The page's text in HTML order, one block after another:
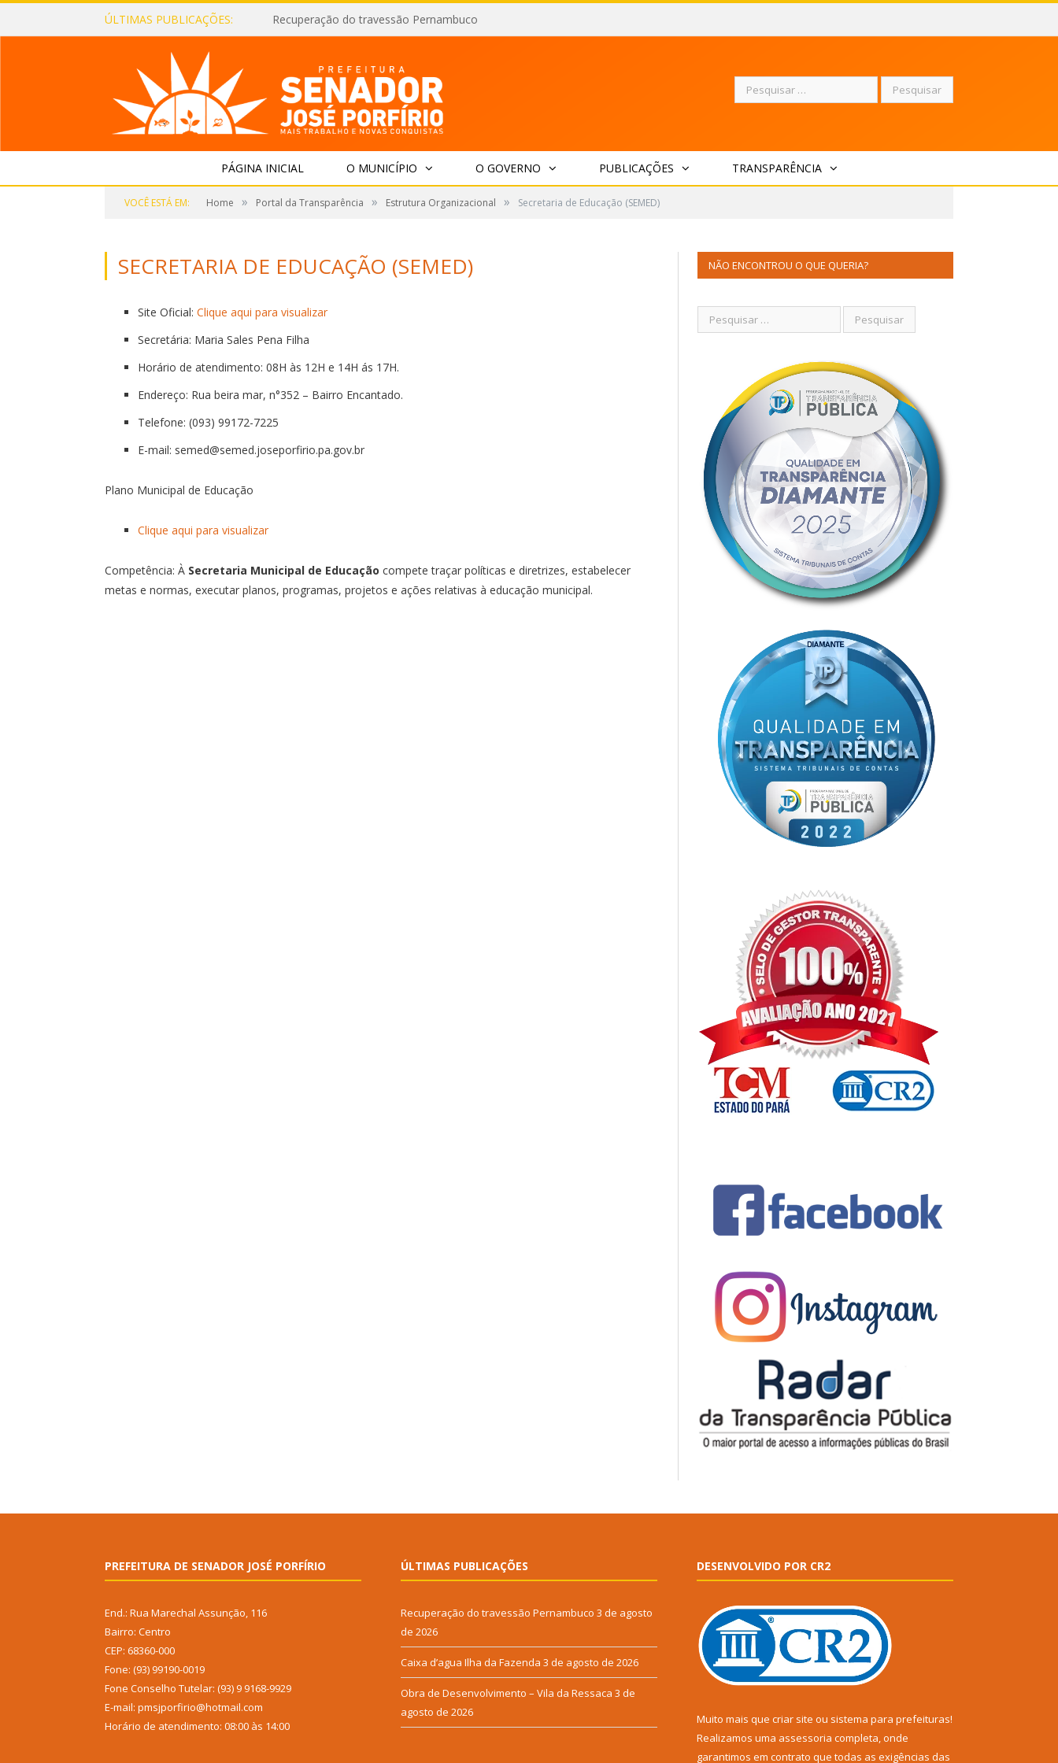
ÚLTIMAS PUBLICAÇÕES: Recuperação do travessão Pernambuco
Pesquisar
PÁGINA INICIAL O MUNICÍPIO O GOVERNO PUBLICAÇÕES TRANSPARÊNCIA
VOCÊ ESTÁ EM: Home » Portal da Transparência » Estrutura Organizacional » Secretaria de Educação (SEMED)
SECRETARIA DE EDUCAÇÃO (SEMED)
Site Oficial: Clique aqui para visualizar
Secretária: Maria Sales Pena Filha
Horário de atendimento: 08H às 12H e 14H ás 17H.
Endereço: Rua beira mar, n°352 – Bairro Encantado.
Telefone: (093) 99172-7225
E-mail: semed@semed.joseporfirio.pa.gov.br
Plano Municipal de Educação
Clique aqui para visualizar
Competência: À Secretaria Municipal de Educação compete traçar políticas e diretrizes, estabelecer
metas e normas, executar planos, programas, projetos e ações relativas à educação municipal.
NÃO ENCONTROU O QUE QUERIA?
PREFEITURA DE SENADOR JOSÉ PORFÍRIO
End.: Rua Marechal Assunção, 116
Bairro: Centro
CEP: 68360-000
Fone: (93) 99190-0019
Fone Conselho Tutelar: (93) 9 9168-9929
E-mail: pmsjporfirio@hotmail.com
Horário de atendimento: 08:00 às 14:00
ÚLTIMAS PUBLICAÇÕES
Recuperação do travessão Pernambuco 3 de agosto
de 2026
Caixa d’agua Ilha da Fazenda 3 de agosto de 2026
Obra de Desenvolvimento – Vila da Ressaca 3 de
agosto de 2026
DESENVOLVIDO POR CR2
Muito mais que criar site ou sistema para prefeituras!
Realizamos uma assessoria completa, onde
garantimos em contrato que todas as exigências das